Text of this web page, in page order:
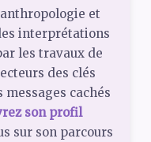
et
interprétations
les travaux de
des clés
cachés
son profil
sur son parcours